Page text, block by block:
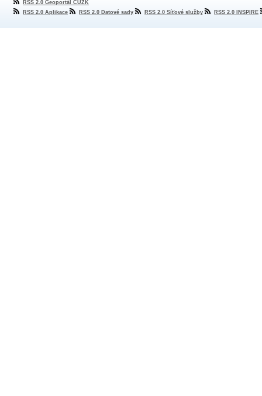
RSS 2.0 Geoportál ČÚZK
RSS 2.0 Aplikace
RSS 2.0 Datové sady RSS 2.0 Síťové služby RSS 2.0 INSPIRE